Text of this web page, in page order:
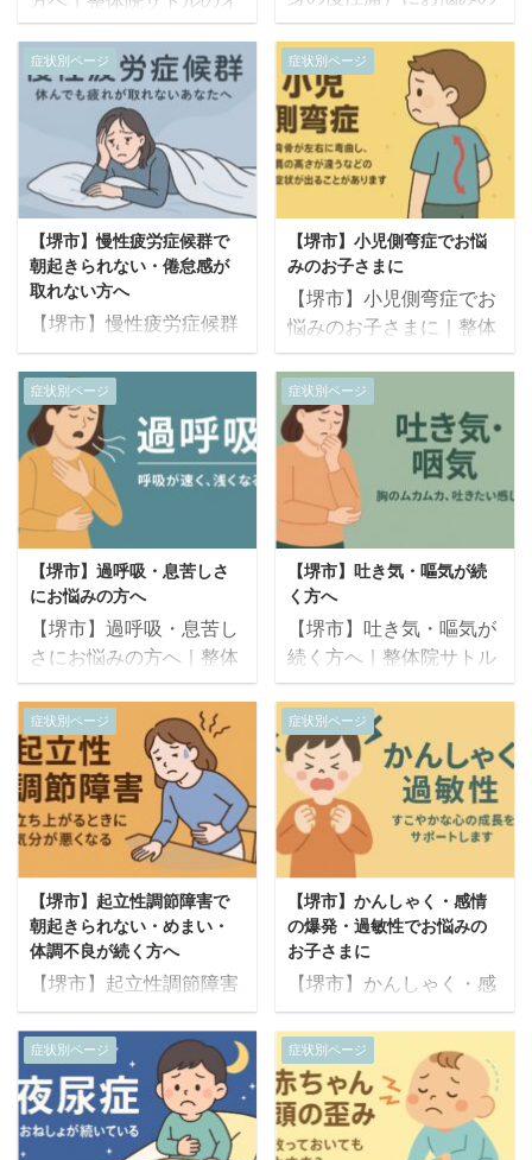
ステオパシーで頭蓋と鼻
まわりをやさしく整える
ケア 「ほほや目の奥がズ
キズキ痛む」「鼻の奥か
ら頭にかけて重だるい」
「副鼻腔炎や後鼻漏が続
き、顔がいつもスッキリ
しない」 このようなお悩
みは、副鼻腔や鼻の奥、
顎関節、首まわりの緊張
などが重なって起こる顔
しれません。 整体院サト
ルでは、頭蓋骨・副鼻腔
まわり・顎関節・首・自
律神経のバランスを整え
ることで、顔の痛みの原
因からやさしくケアして
いきます。 ▶ ご予約・
ご相 ...
方へ｜整体院サトルのオ
ステオパシーで痛みと神
経の乱れを根本から整え
る施術 「全身が痛いのに
検査では異常がない」
「肩こり・腰痛・関節痛
が常にある」「天気やス
トレスで痛みが強くな
る」 このような症状が続
いている方は、線維筋痛
症（Fibromyalgia）の可
能性があります。 整体院
サトルでは、オステオパ
シーによって神経系・筋
膜・内臓・脳脊髄液の循
環をやさしく整えること
で、慢性的な全身の痛み
に根本的にアプローチし
ます。 ご予約・ご相談は
こちら（24時間WEB受
付） こ ...
症状別ページ
【堺市】慢性疲労症候群で
朝起きられない・倦怠感が
取れない方へ
【堺市】慢性疲労症候群
で朝起きられない・倦怠
感が取れない方へ｜整体
院サトルのオステオパシ
ーで自律神経と体のバラ
ンスを根本から整える施
術 「しっかり寝ても疲れ
が取れない」「朝から体
がだるくて動けない」
「検査では異常なしと言
われたが、全身がつら
い」 このような状態が続
いている方は、慢性疲労
Fatigue Syndrome）の
可能性があります。 整体
院サトルでは、オステオ
パシーによって神経・内
臓・筋膜・頭蓋の全体バ
ランスを調整し、慢性的
な疲労の根本原因にアプ
ローチします。 &#x ...
症状別ページ
【堺市】小児側弯症でお悩
みのお子さまに
【堺市】小児側弯症でお
悩みのお子さまに｜整体
院サトルのオステオパシ
ーで成長期の背骨と体の
バランスをやさしく整え
るケア 「学校の健診で側
湾症と言われた」「姿勢
がいつも片側に傾いてい
る」「背中や肩の高さが
左右で違う」 このような
お悩みをお持ちのお子さ
まへ。 整体院サトルで
は、成長期に起こる側湾
の根本要因に着目し、オ
ステオパシーによって構
造・神経・筋膜をやさし
く整える施術を行ってい
ます。 ▶ ご予約・ご相
談はこちら（24時間
WEB受付） このような
サインはありませんか？
左右の肩の高さが違う 肋
骨 ...
症状別ページ
【堺市】過呼吸・息苦しさ
にお悩みの方へ
【堺市】過呼吸・息苦し
さにお悩みの方へ｜整体
院サトルのオステオパシ
ーで呼吸と神経をやさし
く整えるケア 「急に息が
苦しくなる」「胸がつか
える感じがする」「パニ
ックのような症状で、息
を吸っても吸った気がし
ない」 このような症状
は、過呼吸（過換気症候
群）によるものかもしれ
ません。 整体院サトルで
は、自律神経・呼吸筋・
神経系・内臓のバランス
を整えることで、過呼吸
の原因からやさしくケア
します。 ▶ ご予約・ご
相談はこちら（24時間
症状別ページ
【堺市】吐き気・嘔気が続
く方へ
【堺市】吐き気・嘔気が
続く方へ｜整体院サトル
のオステオパシーで神経
と内臓からやさしく整え
る根本ケア 「検査では異
常がないのに吐き気が治
らない」「ストレスがか
かるとすぐに気持ち悪く
なる」「食欲が落ちて体
がしんどい」 このような
吐き気や嘔気にお悩みの
方は、内臓や自律神経の
乱れ、頭蓋や首の緊張が
関係している場合があり
ます。 整体院サトルで
は、オステオパシーによ
る神経・内臓・姿勢の調
整で、吐き気をやさしく
根本から整えるアプロー
症状別ページ
【堺市】起立性調節障害で
朝起きられない・めまい・
体調不良が続く方へ
【堺市】起立性調節障害
で朝起きられない・めま
い・体調不良が続く方へ
｜整体院サトルのオステ
オパシーで自律神経と身
体のバランスをやさしく
整える根本ケア 「朝、ど
症状別ページ
【堺市】かんしゃく・感情
の爆発・過敏性でお悩みの
お子さまに
【堺市】かんしゃく・感
情の爆発・過敏性でお悩
みのお子さまに｜整体院
サトルのオステオパシー
で神経と感覚をやさしく
整える施術 「ちょっとし
たことで怒り出す」「す
症状別ページ 症状別ページ